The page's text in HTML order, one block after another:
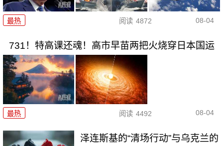
最热 阅读 4872 08-04
731！特高课还魂！高市早苗两把火烧穿日本国运
最热 阅读 4492 08-04
泽连斯基的“清场行动”与乌克兰的